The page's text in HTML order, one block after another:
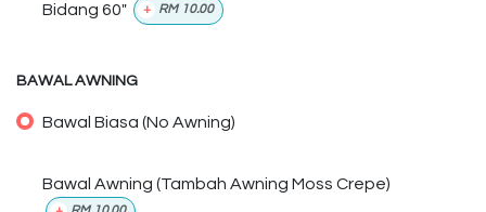
Bidang 60" + RM 10.00
BAWAL AWNING
Bawal Biasa (No Awning)
Bawal Awning (Tambah Awning Moss Crepe)